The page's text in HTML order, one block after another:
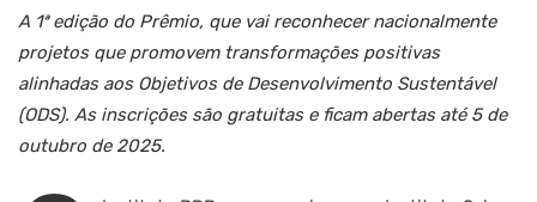
A 1ª edição do Prêmio, que vai reconhecer nacionalmente
projetos que promovem transformações positivas
alinhadas aos Objetivos de Desenvolvimento Sustentável
(ODS). As inscrições são gratuitas e ficam abertas até 5 de
outubro de 2025.